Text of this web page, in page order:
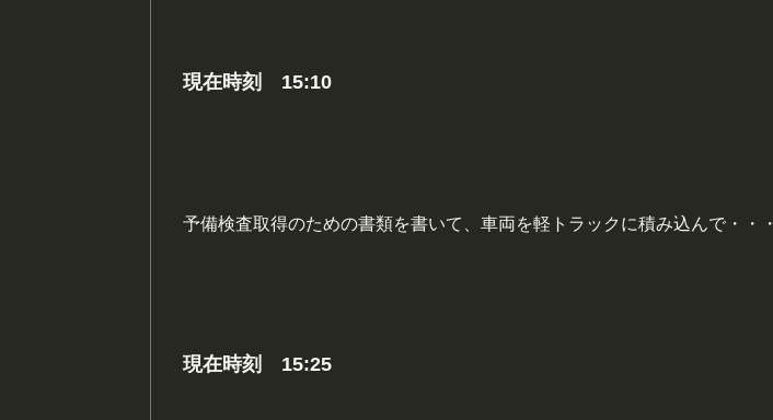
現在時刻 15:10
予備検査取得のための書類を書いて、車両を軽トラックに積み込んで・・・
現在時刻 15:25